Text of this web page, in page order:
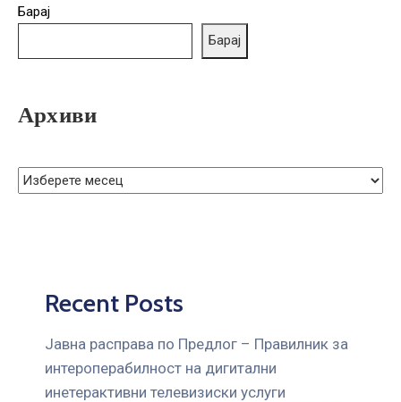
Барај
Барај
Архиви
Recent Posts
Јавна расправа по Предлог – Правилник за
интероперабилност на дигитални
инетерактивни телевизиски услуги